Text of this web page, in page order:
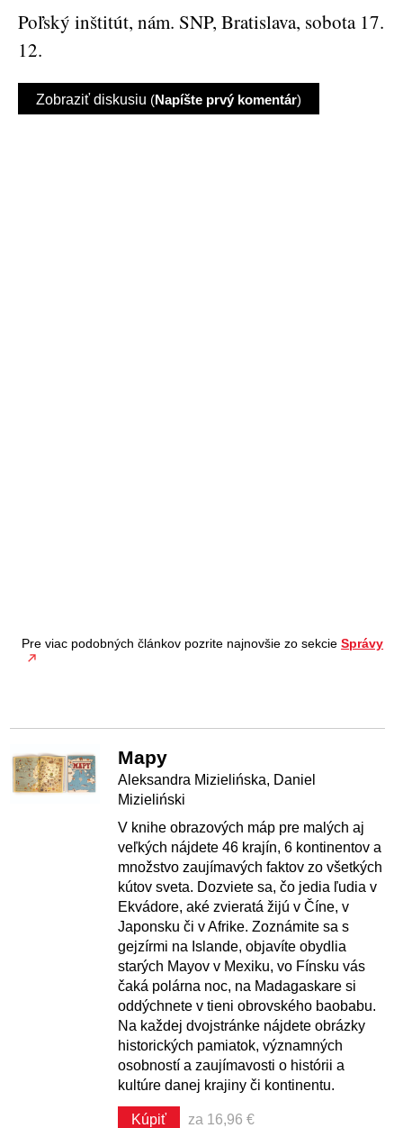
Poľský inštitút, nám. SNP, Bratislava, sobota 17.
12.
Zobraziť diskusiu (Napíšte prvý komentár)
Pre viac podobných článkov pozrite najnovšie zo sekcieSprávy
Mapy
Aleksandra Mizielińska, Daniel
Mizieliński
V knihe obrazových máp pre malých aj
veľkých nájdete 46 krajín, 6 kontinentov a
množstvo zaujímavých faktov zo všetkých
kútov sveta. Dozviete sa, čo jedia ľudia v
Ekvádore, aké zvieratá žijú v Číne, v
Japonsku či v Afrike. Zoznámite sa s
gejzírmi na Islande, objavíte obydlia
starých Mayov v Mexiku, vo Fínsku vás
čaká polárna noc, na Madagaskare si
oddýchnete v tieni obrovského baobabu.
Na každej dvojstránke nájdete obrázky
historických pamiatok, významných
osobností a zaujímavosti o histórii a
kultúre danej krajiny či kontinentu.
Kúpiť za 16,96 €